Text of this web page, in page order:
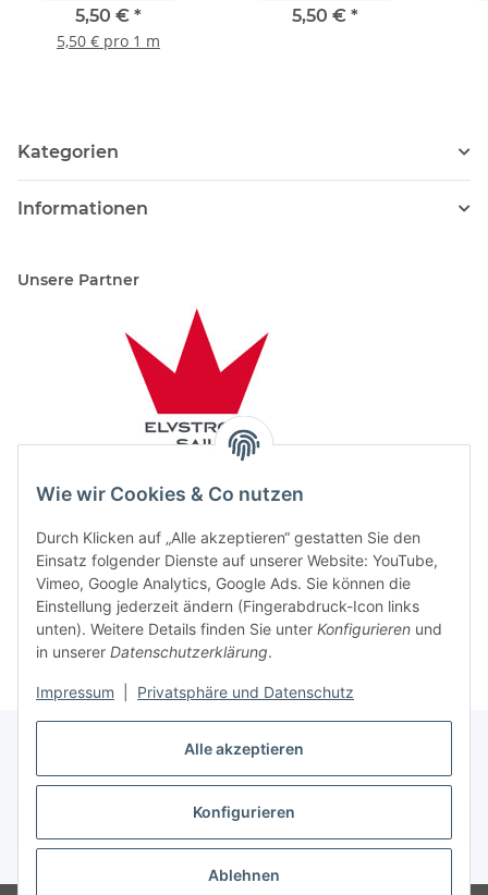
Alle akzeptieren
Konfigurieren
Ablehnen
Wie wir Cookies & Co nutzen
Durch Klicken auf „Alle akzeptieren“ gestatten Sie den
Einsatz folgender Dienste auf unserer Website: YouTube,
Vimeo, Google Analytics, Google Ads. Sie können die
Einstellung jederzeit ändern (Fingerabdruck-Icon links
unten). Weitere Details finden Sie unter Konfigurieren und
in unserer Datenschutzerklärung.
Impressum Privatsphäre und Datenschutz
Kennfaden blau
5,50 € *
5,50 € pro 1 m
Kennfaden rot
5,50 € *
Kategorien
Informationen
Unsere Partner
Vertrag widerrufen
* Alle Preise inkl. gesetzlicher USt., zzgl.